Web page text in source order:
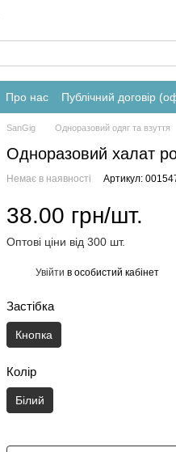
Про нас Публічний договір
SanGig Одноразовий одяг та взуття
Одноразовий халат
Немає в наявності Артикул:
38.00 грн/шт.
Оптові ціни від 300 шт.
Увійти в особистий кабінет
Застібка
Кнопка
Колір
Білий